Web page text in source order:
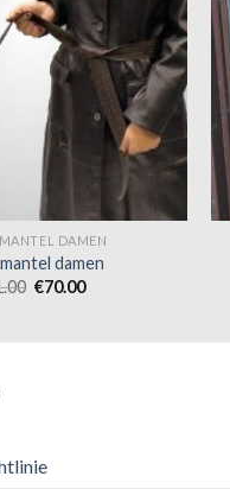
DAMEN
damen
€70.00